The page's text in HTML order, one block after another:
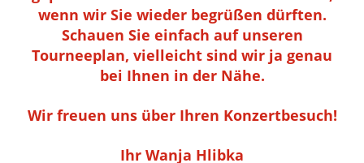
wenn wir Sie wieder begrüßen dürften.
Schauen Sie einfach auf unseren
Tourneeplan, vielleicht sind wir ja genau
bei Ihnen in der Nähe.
Wir freuen uns über Ihren Konzertbesuch!
Ihr Wanja Hlibka